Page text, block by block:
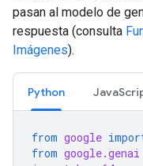
pasan al modelo de
respuesta (consulta
Imágenes).
Python
from google
from google.genai